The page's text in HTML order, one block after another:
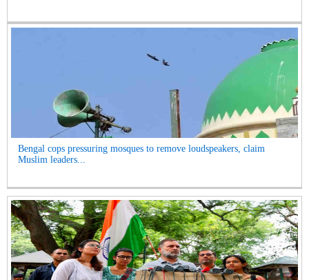
Bengal cops pressuring mosques to remove loudspeakers, claim
Muslim leaders...